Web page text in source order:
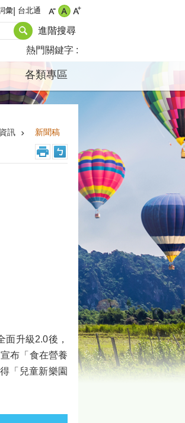
彙 台北通
進階搜尋
熱門關鍵字
各類專區
訊 新聞稿
升級2.0後，
布「食在營養
「兒童新樂園